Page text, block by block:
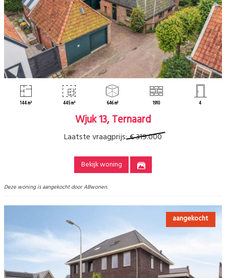
144 m² 445 m² 646 m³ 1910 4
Wjuk 13, Ternaard
Laatste vraagprijs:€ 319.000
Bekijk woning
Deze woning is aangekocht door ABwonen.
aangekocht